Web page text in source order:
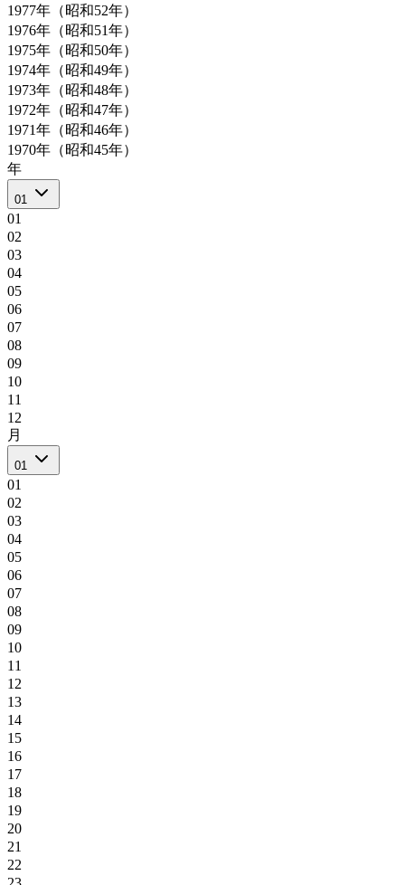
1977年（昭和52年）
1976年（昭和51年）
1975年（昭和50年）
1974年（昭和49年）
1973年（昭和48年）
1972年（昭和47年）
1971年（昭和46年）
1970年（昭和45年）
年
01
01
02
03
04
05
06
07
08
09
10
11
12
月
01
01
02
03
04
05
06
07
08
09
10
11
12
13
14
15
16
17
18
19
20
21
22